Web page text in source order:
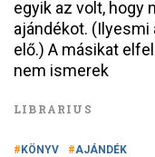
egyik az volt, hogy
ajándékot.
elő.) A másikat
nem ismerek
LIBRARIUS
KÖNYV AJÁNDÉK